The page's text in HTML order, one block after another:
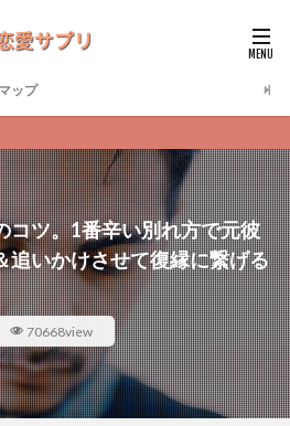
ップ
コツ。1番辛い別れ方で元彼
追いかけさせて復縁に繋げる
70668view